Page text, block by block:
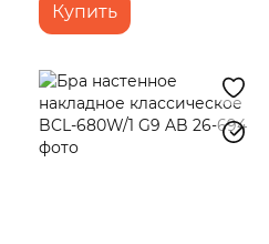
Купить